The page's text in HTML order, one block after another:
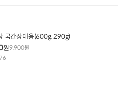
국간장대용(600g, 290g)
원9,900원